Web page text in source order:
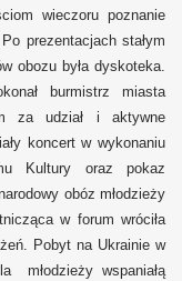
wieczoru poznanie
prezentacjach stałym
obozu była dyskoteka.
burmistrz miasta
za udział i aktywne
koncert w wykonaniu
Kultury oraz pokaz
obóz młodzieży
w forum wróciła
Pobyt na Ukrainie w
młodzieży wspaniałą